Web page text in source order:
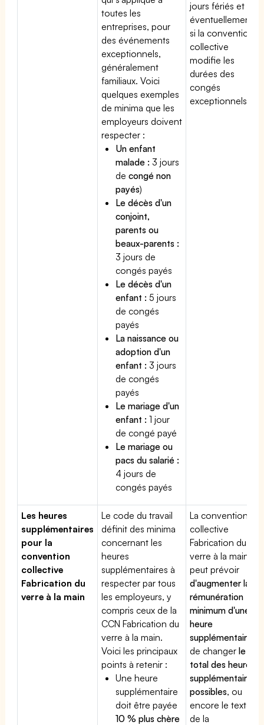
toutes les
entreprises, pour
des événements
exceptionnels,
généralement
familiaux. Voici
quelques exemples
de minima que les
employeurs doivent
respecter :
Un enfant
malade : 3 jours
decongé non
payés)
Le décès d'un
conjoint,
parents ou
beaux-parents :
3 jours de
congés payés
Le décès d'un
enfant : 5 jours
de congés
payés
La naissance ou
adoption d'un
enfant : 3 jours
de congés
payés
Le mariage d'un
enfant : 1 jour
de congé payé
Le mariage ou
pacs du salarié :
4 jours de
congés payés
jours fériés et
éventuellement
si la convention
collective
modifie les
durées des
congés
exceptionnels.
Les heures
supplémentaires
pour la
convention
collective
Fabrication du
verre à la main
Le code du travail
définit des minima
concernant les
heures
supplémentaires à
respecter par tous
les employeurs, y
compris ceux de la
CCN Fabrication du
verre à la main.
Voici les principaux
points à retenir :
Une heure
supplémentaire
doit être payée
10 % plus chère
La convention
collective
Fabrication du
verre à la main
peut prévoir
d'augmenter la
rémunération
minimum d'une
heure
supplémentaire
de changerle
total des heures
supplémentaires
possibles, ou
encore le texte
de la